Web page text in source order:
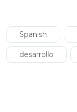
Spanish
desarrollo